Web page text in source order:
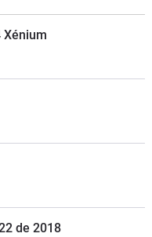
Xénium
de 2018